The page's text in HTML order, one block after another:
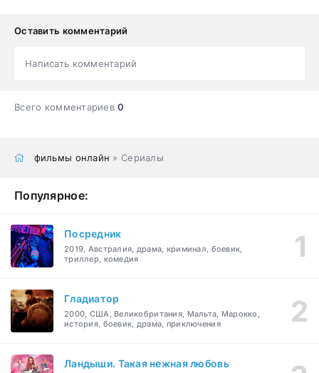
Оставить комментарий
Написать комментарий
Всего комментариев0
фильмы онлайн » Сериалы
Популярное:
Посредник
2019, Австралия, драма, криминал, боевик,
триллер, комедия
Гладиатор
2000, США, Великобритания, Мальта, Марокко,
история, боевик, драма, приключения
Ландыши. Такая нежная любовь